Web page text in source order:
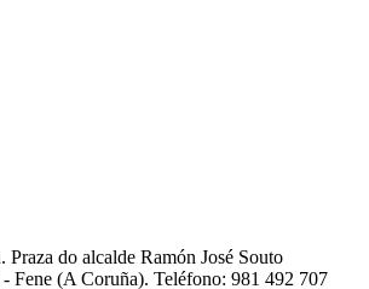
do alcalde Ramón José Souto
Fene (A Coruña). Teléfono: 981 492 707